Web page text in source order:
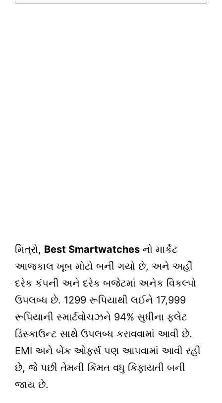
મિત્રો, Best Smartwatches નો માર્કેટ
આજકાલ ખૂબ મોટો બની ગયો છે, અને અહીં
દરેક કંપની અને દરેક બજેટમાં અનેક વિકલ્પો
ઉપલબ્ધ છે. 1299 રૂપિયાથી લઈને 17,999
રૂપિયાની સ્માર્ટવોચઝને 94% સુધીના ફ્લેટ
ડિસ્કાઉન્ટ સાથે ઉપલબ્ધ કરાવવામાં આવી છે.
EMI અને બેંક ઓફર્સ પણ આપવામાં આવી રહી
છે, જે પછી તેમની કિંમત વધુ કિફાયતી બની
જાય છે.